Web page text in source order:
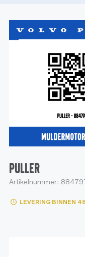
Onderdelen
Bedrijfsvaart
Onderdelen
Motoren
Onderdelen
Service
Motoren
Service en
Reman -
PULLER
Artikelnummer:
LEVERING BINNEN